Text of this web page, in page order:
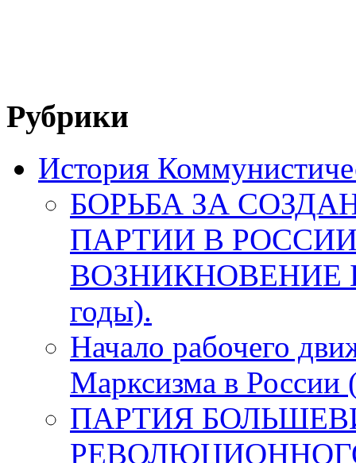
Рубрики
История
БОРЬБА ЗА
ПАРТИИ В
ВОЗНИКНОВЕНИЕ
годы).
Начало рабочего
Марксизма в России
ПАРТИЯ